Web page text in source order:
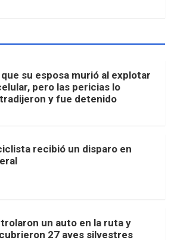
que su esposa murió al explotar
pero las pericias lo
y fue detenido
recibió un disparo en
un auto en la ruta y
27 aves silvestres